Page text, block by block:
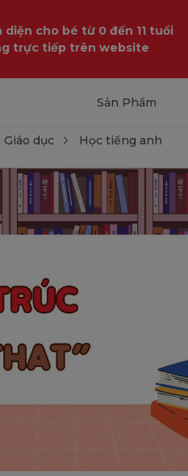
cho bé từ 0 đến 11 tuổi
trực tiếp trên website
Sản Phẩm
Giáo dục Học tiếng anh